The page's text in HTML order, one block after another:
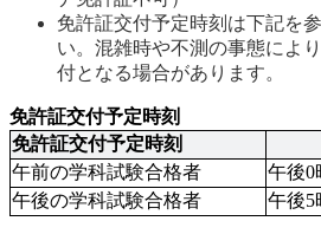
免許証交付予定時刻は下記を
い。混雑時や不測の事態によ
付となる場合があります。
免許証交付予定時刻
免許証交付予定時刻
午前の学科試験合格者
午後0
午後の学科試験合格者
午後5